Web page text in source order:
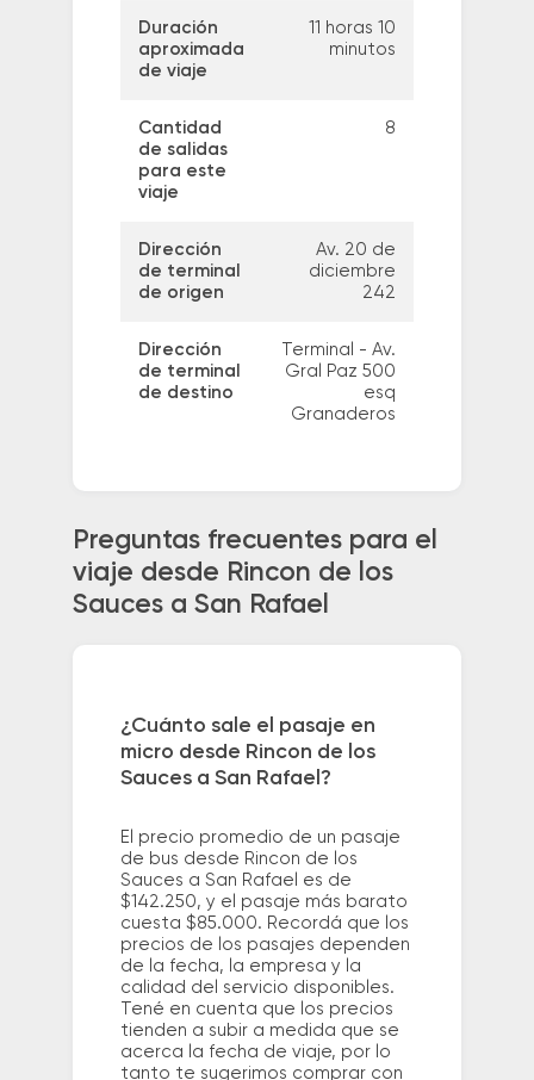
Duración
aproximada
de viaje
11 horas 10
minutos
Cantidad
de salidas
para este
viaje
8
Dirección
de terminal
de origen
Av. 20 de
diciembre
242
Dirección
de terminal
de destino
Terminal - Av.
Gral Paz 500
esq
Granaderos
Preguntas frecuentes para el
viaje desde Rincon de los
Sauces a San Rafael
¿Cuánto sale el pasaje en
micro desde Rincon de los
Sauces a San Rafael?
El precio promedio de un pasaje
de bus desde Rincon de los
Sauces a San Rafael es de
$142.250, y el pasaje más barato
cuesta $85.000. Recordá que los
precios de los pasajes dependen
de la fecha, la empresa y la
calidad del servicio disponibles.
Tené en cuenta que los precios
tienden a subir a medida que se
acerca la fecha de viaje, por lo
tanto te sugerimos comprar con